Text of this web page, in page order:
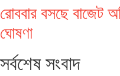
রোববার বসছে বাজেট
ঘোষণা
সর্বশেষ সংবাদ